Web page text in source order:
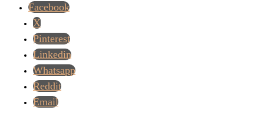
Facebook
X
Pinterest
Linkedin
Whatsapp
Reddit
Email